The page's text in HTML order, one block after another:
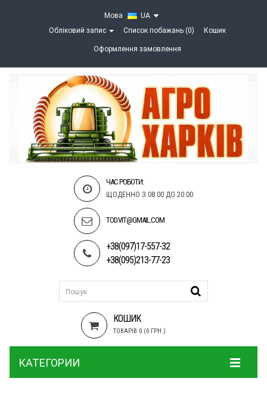
Мова
UA
Обліковий запис
Список побажань (0) Кошик
Оформлення замовлення
ЧАС РОБОТИ:
ЩОДЕННО З 08:00 ДО 20:00
TOD.VIT@GMAIL.COM
+38(097)17-557-32
+38(095)213-77-23
КОШИК
ТОВАРІВ 0 (0 ГРН.)
КАТЕГОРИИ